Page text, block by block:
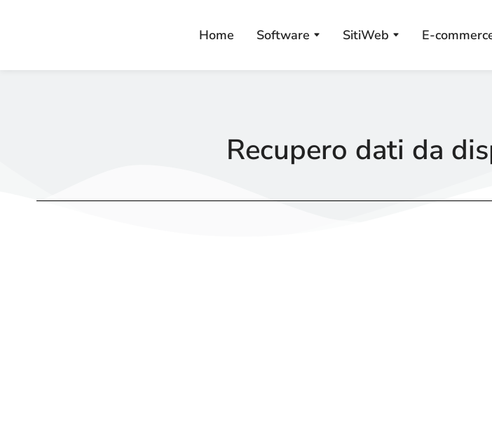
Home Software SitiWeb E-
Recupero dati da